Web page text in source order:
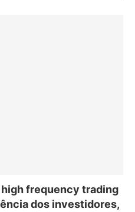
frequency trading
dos investidores,